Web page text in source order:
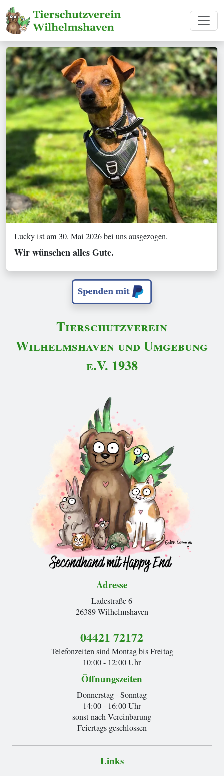
Lucky ist am 30. Mai 2026 bei uns ausgezogen.
Wir wünschen alles Gute.
Tierschutzverein
Wilhelmshaven und Umgebung
e.V. 1938
Adresse
Ladestraße 6
26389 Wilhelmshaven
04421 72172
Telefonzeiten sind Montag bis Freitag
10:00 - 12:00 Uhr
Öffnungszeiten
Donnerstag - Sonntag
14:00 - 16:00 Uhr
sonst nach Vereinbarung
Feiertags geschlossen
Links